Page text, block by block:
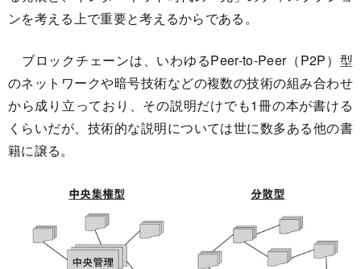
ンを考える上で重要と考えるからである。
ブロックチェーンは、いわゆるPeer-to-Peer（P2P）型
のネットワークや暗号技術などの複数の技術の組み合わせ
から成り立っており、その説明だけでも1冊の本が書ける
くらいだが、技術的な説明については世に数多ある他の書
籍に譲る。